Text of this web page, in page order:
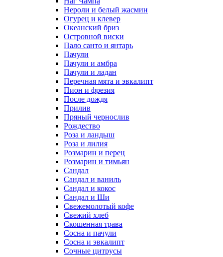
Нероли и белый жасмин
Огурец и клевер
Океанский бриз
Островной виски
Пало санто и янтарь
Пачули
Пачули и амбра
Пачули и ладан
Перечная мята и эвкалипт
Пион и фрезия
После дождя
Прилив
Пряный чернослив
Рождество
Роза и ландыш
Роза и лилия
Розмарин и перец
Розмарин и тимьян
Сандал
Сандал и ваниль
Сандал и кокос
Сандал и Ши
Свежемолотый кофе
Свежий хлеб
Скошенная трава
Сосна и пачули
Сосна и эвкалипт
Сочные цитрусы